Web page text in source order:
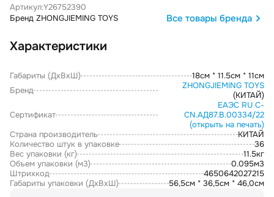
Артикул:Y26752390
Бренд ZHONGJIEMING TOYS
Все товары бренда
Характеристики
Габариты (ДxВxШ)
18см * 11.5см * 11см
Бренд
ZHONGJIEMING TOYS
(КИТАЙ)
Сертификат
ЕАЭС RU С-
CN.АД87.В.00334/22
(открыть на печать)
Страна производитель
КИТАЙ
Количество штук в упаковке
36
Вес упаковки (кг)
11.5кг
Объем упаковки (м3)
0.095м3
Штрихкод
4650642027215
Габариты упаковки (ДxВxШ)
56,5см * 36,5см * 46,0см